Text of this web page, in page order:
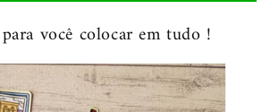
você colocar em tudo !